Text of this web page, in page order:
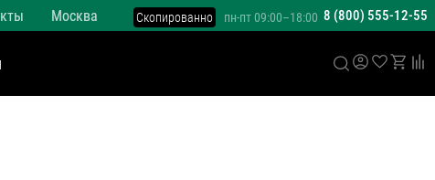
Москва пн-пт 09:00–18:00 8 (800) 555-12-55
Скопированно